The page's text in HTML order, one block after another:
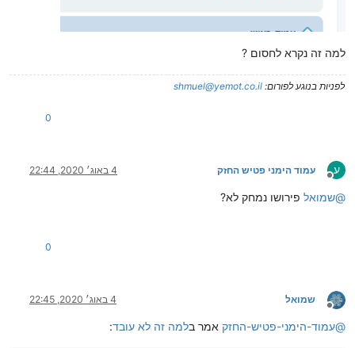
למה זה נקרא לחסום ?
לפניות בנוגע לפורום: shmuel@yemot.co.il
0
ע
מנותק
עמוד הימני פטיש החזק 4 באוג׳ 2020, 22:44
@שמואל פירושו נמחק לא?
0
מנותק
שמואל 4 באוג׳ 2020, 22:45
@עמוד-הימני-פטיש-החזק אמר בלמה זה לא עובד: